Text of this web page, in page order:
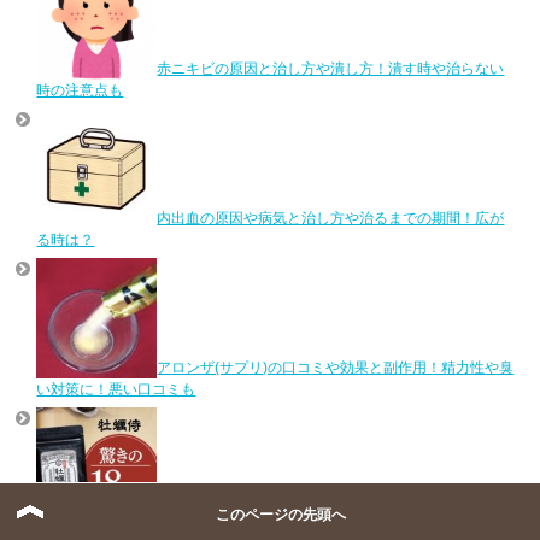
赤ニキビの原因と治し方や潰し方！潰す時や治らない
時の注意点も
内出血の原因や病気と治し方や治るまでの期間！広が
る時は？
アロンザ(サプリ)の口コミや効果と副作用！精力性や臭
い対策に！悪い口コミも
牡蠣侍(サプリ)の口コミや効果と副作用！効果無しや悪
このページの先頭へ